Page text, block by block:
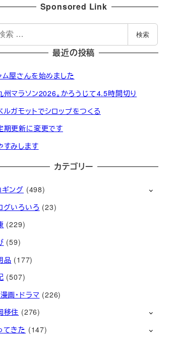
Sponsored Link
検索
最近の投稿
ム屋さんを始めました
州マラソン2026。かろうじて4.5時間切り
ルガモットでシロップをつくる
期更新に変更です
すみします
カテゴリー
ギング (498)
グいろいろ (23)
(229)
(59)
品 (177)
(507)
画・ドラマ (226)
移住 (276)
てきた (147)